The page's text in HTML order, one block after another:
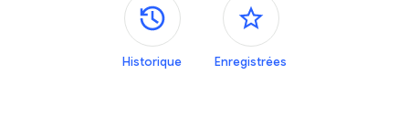
Panneaux latéraux
Historique Enregistrées